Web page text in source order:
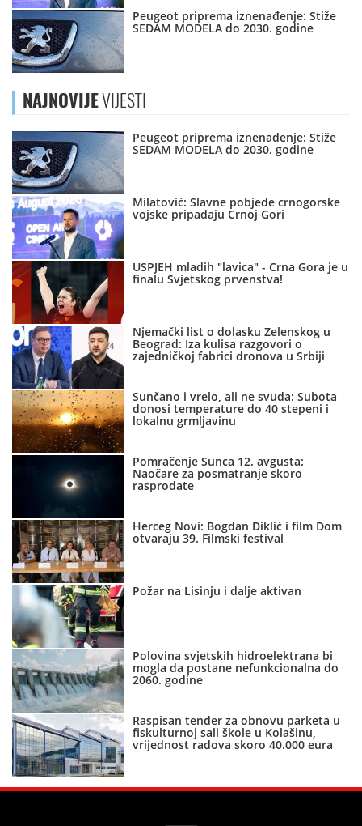
Peugeot priprema iznenađenje: Stiže
SEDAM MODELA do 2030. godine
NAJNOVIJEVIJESTI
Peugeot priprema iznenađenje: Stiže
SEDAM MODELA do 2030. godine
Milatović: Slavne pobjede crnogorske
vojske pripadaju Crnoj Gori
USPJEH mladih "lavica" - Crna Gora je u
finalu Svjetskog prvenstva!
Njemački list o dolasku Zelenskog u
Beograd: Iza kulisa razgovori o
zajedničkoj fabrici dronova u Srbiji
Sunčano i vrelo, ali ne svuda: Subota
donosi temperature do 40 stepeni i
lokalnu grmljavinu
Pomračenje Sunca 12. avgusta:
Naočare za posmatranje skoro
rasprodate
Herceg Novi: Bogdan Diklić i film Dom
otvaraju 39. Filmski festival
Požar na Lisinju i dalje aktivan
Polovina svjetskih hidroelektrana bi
mogla da postane nefunkcionalna do
2060. godine
Raspisan tender za obnovu parketa u
fiskulturnoj sali škole u Kolašinu,
vrijednost radova skoro 40.000 eura